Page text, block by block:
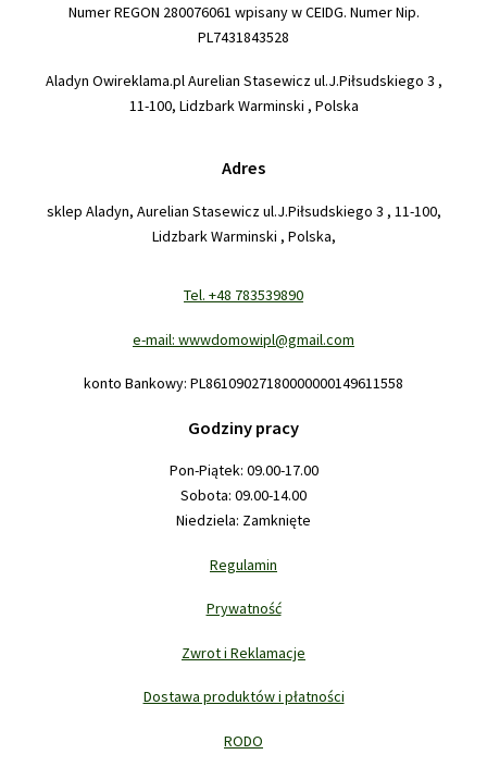
Numer REGON 280076061 wpisany w CEIDG. Numer Nip.
PL7431843528
Aladyn Owireklama.pl Aurelian Stasewicz ul.J.Piłsudskiego 3 ,
11-100, Lidzbark Warminski , Polska
Adres
sklep Aladyn, Aurelian Stasewicz ul.J.Piłsudskiego 3 , 11-100,
Lidzbark Warminski , Polska,
Tel. +48 783539890
e-mail: wwwdomowipl@gmail.com
konto Bankowy: PL86109027180000000149611558
Godziny pracy
Pon-Piątek: 09.00-17.00
Sobota: 09.00-14.00
Niedziela: Zamknięte
Regulamin
Prywatność
Zwrot i Reklamacje
Dostawa produktów i płatności
RODO